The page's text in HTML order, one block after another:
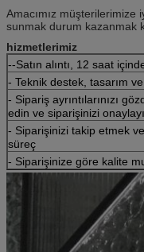
Amacımız
sunmak durum kazanmak
hizmetlerimiz
--Satın alıntı, 12 saat
- Teknik destek, tasarım
- Sipariş ayrıntılarınızı
edin ve siparişinizi
- Siparişinizi takip etmek
süreç
- Siparişinize göre kalite